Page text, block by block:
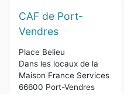
CAF de Port-
Vendres
Place Belieu
Dans les locaux de la
Maison France Services
66600 Port-Vendres